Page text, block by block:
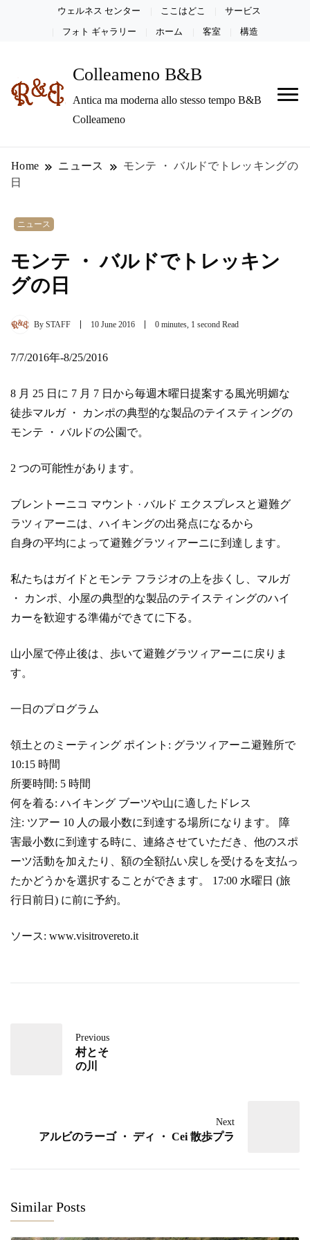
ウェルネス センター ここはどこ サービス
フォト ギャラリー ホーム 客室 構造
Colleameno B&B
Antica ma moderna allo stesso tempo B&B
Colleameno
Home ニュース
モンテ ・ バルドでトレッキングの
日
ニュース
モンテ ・ バルドでトレッキン
グの日
By STAFF 10 June 2016 0 minutes, 1 second Read
7/7/2016年-8/25/2016
8 月 25 日に 7 月 7 日から毎週木曜日提案する風光明媚な
徒歩マルガ ・ カンポの典型的な製品のテイスティングの
モンテ ・ バルドの公園で。
2 つの可能性があります。
ブレントーニコ マウント · バルド エクスプレスと避難グ
ラツィアーニは、ハイキングの出発点になるから
自身の平均によって避難グラツィアーニに到達します。
私たちはガイドとモンテ フラジオの上を歩くし、マルガ
・ カンポ、小屋の典型的な製品のテイスティングのハイ
カーを歓迎する準備ができてに下る。
山小屋で停止後は、歩いて避難グラツィアーニに戻りま
す。
一日のプログラム
領土とのミーティング ポイント: グラツィアーニ避難所で
10:15 時間
所要時間: 5 時間
何を着る: ハイキング ブーツや山に適したドレス
注: ツアー 10 人の最小数に到達する場所になります。 障
害最小数に到達する時に、連絡させていただき、他のスポ
ーツ活動を加えたり、額の全額払い戻しを受けるを支払っ
たかどうかを選択することができます。 17:00 水曜日 (旅
行日前日) に前に予約。
ソース: www.visitrovereto.it
Previous
村とそ
の川
Next
アルビのラーゴ ・ ディ ・ Cei 散歩プラ
Similar Posts